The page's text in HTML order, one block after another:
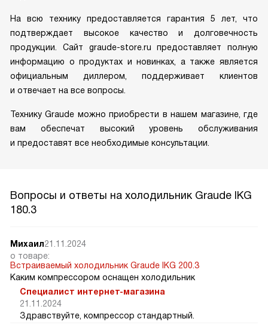
На всю технику предоставляется гарантия 5 лет, что
подтверждает высокое качество и долговечность
продукции. Сайт graude-store.ru предоставляет полную
информацию о продуктах и новинках, а также является
официальным диллером, поддерживает клиентов
и отвечает на все вопросы.
Технику Graude можно приобрести в нашем магазине, где
вам обеспечат высокий уровень обслуживания
и предоставят все необходимые консультации.
Вопросы и ответы на холодильник Graude IKG
180.3
Михаил21.11.2024
о товаре:
Встраиваемый холодильник Graude IKG 200.3
Каким компрессором оснащен холодильник
Специалист интернет-магазина
21.11.2024
Здравствуйте, компрессор стандартный.